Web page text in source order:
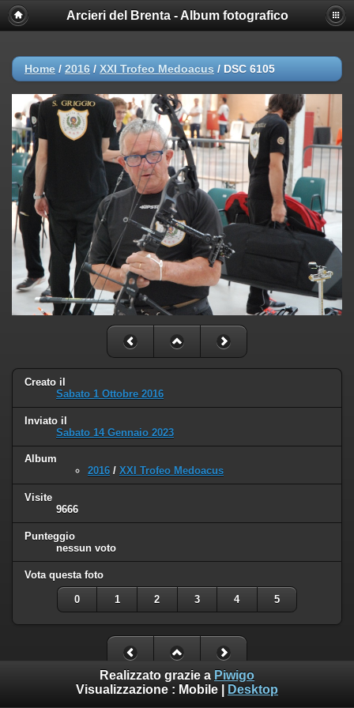
Arcieri del Brenta - Album fotografico
Home / 2016 / XXI Trofeo Medoacus / DSC 6105
Creato il
Sabato 1 Ottobre 2016
Inviato il
Sabato 14 Gennaio 2023
Album
2016 / XXI Trofeo Medoacus
Visite
9666
Punteggio
nessun voto
Vota questa foto
0 1 2 3 4 5
Realizzato grazie a Piwigo
Visualizzazione : Mobile Desktop